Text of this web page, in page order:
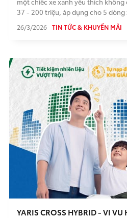
37 - 200 triệu, áp dụng cho 5 dòng xe: Yaris Cross, Corolla
Cross, Innova Cross, Camry, Alphard.
26/3/2026 TIN TỨC & KHUYẾN MÃI
YARIS CROSS HYBRID - VI VU